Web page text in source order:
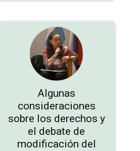
Algunas
consideraciones
sobre los derechos y
el debate de
modificación del